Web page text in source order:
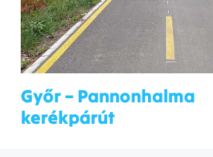
Győr – Pannonhalma
kerékpárút